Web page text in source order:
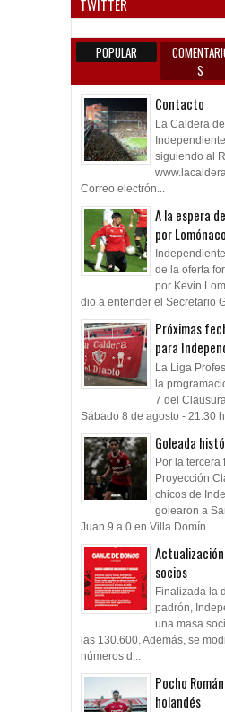
TWITTER
POPULAR
S
Contacto
La Caldera
siguiendo al
Correo electrón...
A la espera
por Lomónaco
de la oferta
por Kevin
dio a entender el Secretario
Próximas
para
La Liga
la
7 del
Sábado 8 de agosto - 21.30
Goleada
Por la tercera
Proyección
chicos de
golearon a
Juan 9 a 0 en Villa Domín...
socios
Finalizada la
padrón,
una masa
las 130.600. Además, se
números d...
Pocho
holandés